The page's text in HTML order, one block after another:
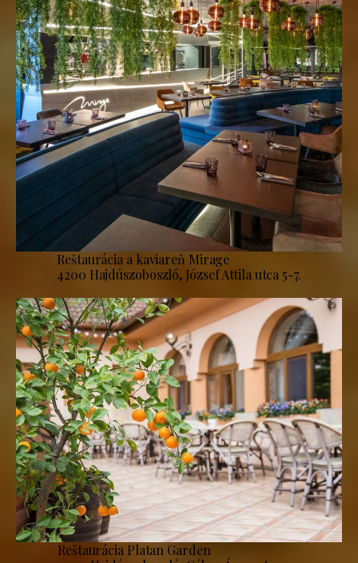
Reštaurácia a kaviareň Mirage
4200 Hajdúszoboszló, József Attila utca 5-7.
Reštaurácia Platan Garden